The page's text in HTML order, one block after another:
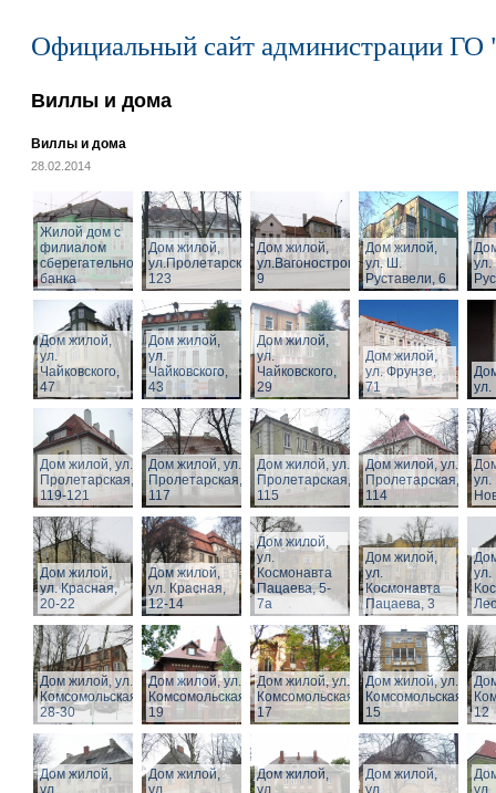
Официальный сайт администрации ГО
Виллы и дома
Виллы и дома
28.02.2014
Жилой дом с
филиалом
сберегательного
банка
Дом жилой,
ул.Пролетарская,
123
Дом жилой,
ул.Вагоностроительная,
9
Дом жилой,
ул. Ш.
Руставели, 6
Дом жилой,
ул.
Чайковского,
47
Дом жилой,
ул.
Чайковского,
43
Дом жилой,
ул.
Чайковского,
29
Дом жилой,
ул. Фрунзе,
71
ул.
Дом жилой, ул.
Пролетарская,
119-121
Дом жилой, ул.
Пролетарская,
117
Дом жилой, ул.
Пролетарская,
115
Дом жилой, ул.
Пролетарская,
114
Дом жилой,
ул. Красная,
20-22
Дом жилой,
ул. Красная,
12-14
Дом жилой,
ул.
Космонавта
Пацаева, 5-
7а
Дом жилой,
ул.
Космонавта
Пацаева, 3
ул.
Дом жилой, ул.
Комсомольская,
28-30
Дом жилой, ул.
Комсомольская,
19
Дом жилой, ул.
Комсомольская,
17
Дом жилой, ул.
Комсомольская,
15
12
Дом жилой,
Дом жилой,
Дом жилой,
Дом жилой,